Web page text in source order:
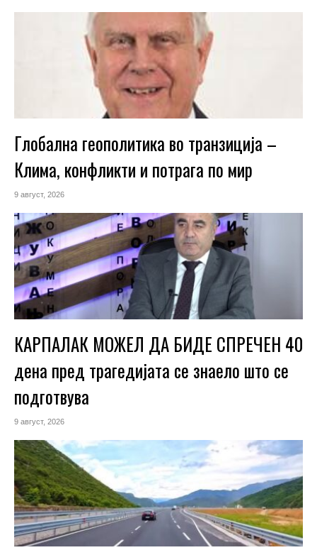
Глобална геополитика во транзиција –
Клима, конфликти и потрага по мир
9 август, 2026
КАРПАЛАК МОЖЕЛ ДА БИДЕ СПРЕЧЕН 40
дена пред трагедијата се знаело што се
подготвува
9 август, 2026